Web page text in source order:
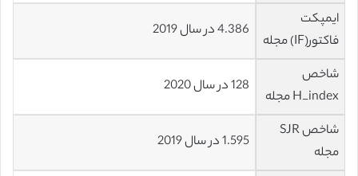
ایمپکت
فاکتور(IF) مجله
4.386 در سال 2019
شاخص
H_index مجله
128 در سال 2020
شاخص SJR
مجله
1.595 در سال 2019